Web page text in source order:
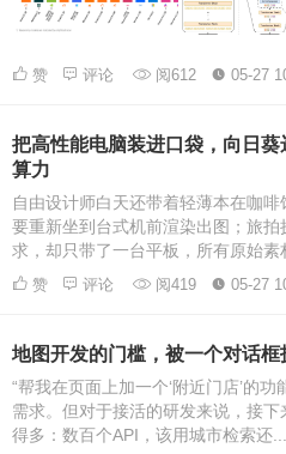
赞 评论 阅612 05-27
把高性能电脑装进口袋，向日
算力
自由设计师白天还带着轻薄本在咖
要重新坐到台式机前渲染出图；旅拍
求，却只带了一台平板，所有原始素
赞 评论 阅419 05-27
地图开发的门槛，被一个对话框
“帮我在页面上加一个‘附近门店’的
需求。但对于接活的研发来说，接
得多：数百个API，该用城市检索还...